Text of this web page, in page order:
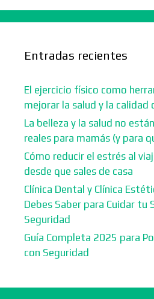
Entradas recientes
El ejercicio físico como
mejorar la salud y la calidad
La belleza y la salud no
reales para mamás (y para
Cómo reducir el estrés al
desde que sales de casa
Clínica Dental y Clínica
Debes Saber para Cuidar tu
Seguridad
Guía Completa 2025 para
con Seguridad